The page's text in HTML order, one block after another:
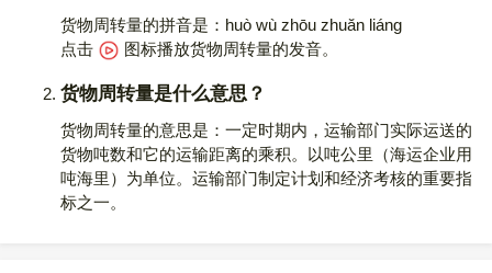
货物周转量的拼音是：huò wù zhōu zhuăn liáng
点击
图标播放货物周转量的发音。
货物周转量是什么意思？
货物周转量的意思是：一定时期内，运输部门实际运送的
货物吨数和它的运输距离的乘积。以吨公里（海运企业用
吨海里）为单位。运输部门制定计划和经济考核的重要指
标之一。